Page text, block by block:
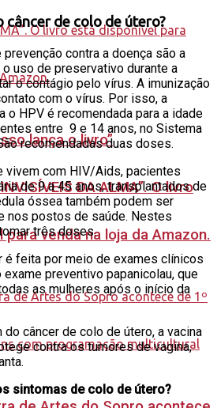
lança o livro”
DA ALMA”. O livro
venda na loja da Amazon.
câncer de colo de útero?
contra a doença são a
uso de preservativo durante a
o contágio pelo vírus. A imunização
com o vírus. Por isso, a
o HPV é recomendada para a idade
entre 9 e 14 anos, no Sistema
recomendadas duas doses.
vivem com HIV/Aids, pacientes
de 9 a 45 anos, transplantados de
óssea também podem ser
nos postos de saúde. Nestes
três doses.
é feita por meio de exames clínicos
preventivo papanicolau, que
as mulheres após o início da
câncer de colo de útero, a vacina
contra os tumores de vagina,
sintomas de colo de útero?